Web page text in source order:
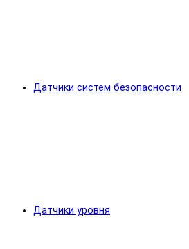
Датчики систем безопасности
Датчики уровня